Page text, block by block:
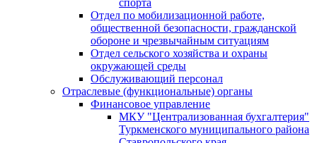
Отдел по мобилизационной работе,
общественной безопасности, гражданской
оборонe и чрезвычайным ситуациям
Отдел сельского хозяйства и охраны
окружающей среды
Обслуживающий персонал
Отраслевые (функциональные) органы
Финансовое управление
МКУ "Централизованная бухгалтерия"
Туркменского муниципального района